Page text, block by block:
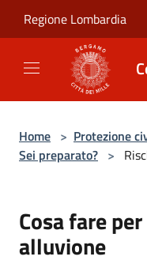
Regione Lombardia
Home > Protezione
Sei preparato? >
Cosa fare
alluvione